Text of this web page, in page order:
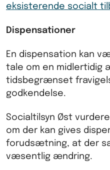
eksisterende socialt
Dispensationer
En dispensation kan
tale om en midlertidig
tidsbegrænset
godkendelse.
Socialtilsyn Øst
om der kan gives
forudsætning, at der
væsentlig ændring.